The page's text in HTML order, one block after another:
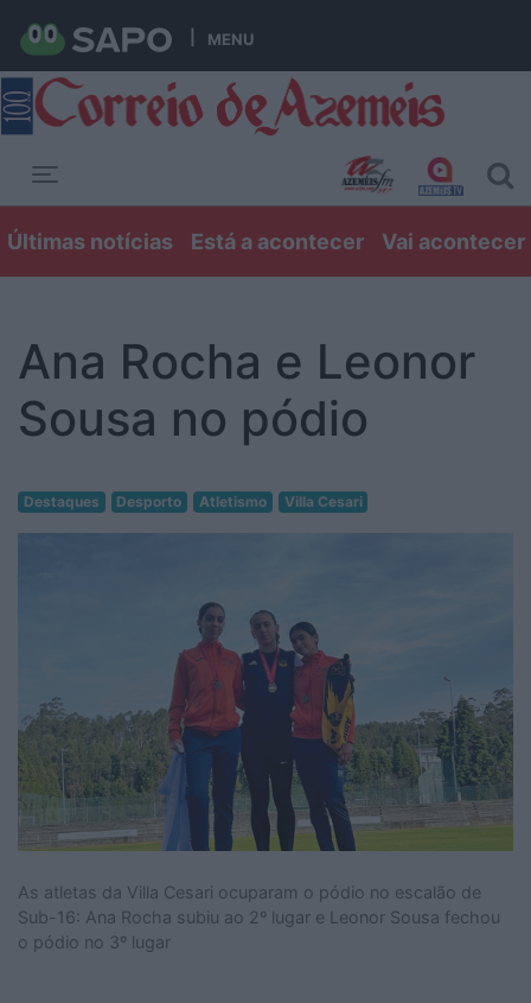
MENU
Últimas notícias Está a acontecer Vai acontecer
Ana Rocha e Leonor
Sousa no pódio
Destaques Desporto Atletismo Villa Cesari
As atletas da Villa Cesari ocuparam o pódio no escalão de
Sub-16: Ana Rocha subiu ao 2º lugar e Leonor Sousa fechou
o pódio no 3º lugar